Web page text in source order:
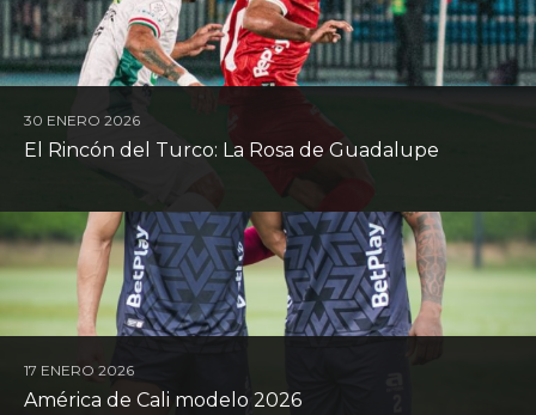
30 ENERO 2026
El Rincón del Turco: La Rosa de Guadalupe
17 ENERO 2026
América de Cali modelo 2026